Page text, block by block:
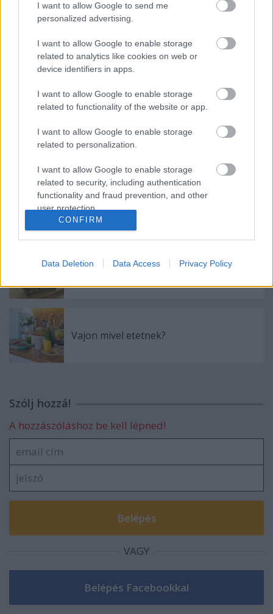
I want to allow Google to send me
personalized advertising.
I want to allow Google to enable storage
related to analytics like cookies on web or
device identifiers in apps.
I want to allow Google to enable storage
related to functionality of the website or app.
I want to allow Google to enable storage
related to personalization.
I want to allow Google to enable storage
related to security, including authentication
functionality and fraud prevention, and other
user protection.
CONFIRM
Data Deletion Data Access Privacy Policy
Ajánlott bejegyzések:
Hagymaszószos tészta kecskesajttal és
Mexikói csirkés tészta
Mangós csirke
Vajas kenyér extrákkal
Vajon mivel etetnek?
Szólj hozzá!
A hozzászóláshoz be kell lépned!
VAGY